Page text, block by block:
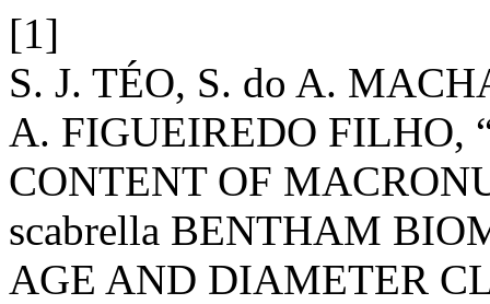
[1]
S. J. TÉO, S. do A.
A. FIGUEIREDO FILHO,
CONTENT OF
scabrella BENTHAM
AGE AND DIAMETER